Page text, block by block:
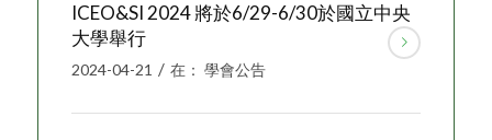
ICEO&SI 2024 將於6/29-6/30於國立中央
大學舉行
2024-04-21 / 在： 學會公告